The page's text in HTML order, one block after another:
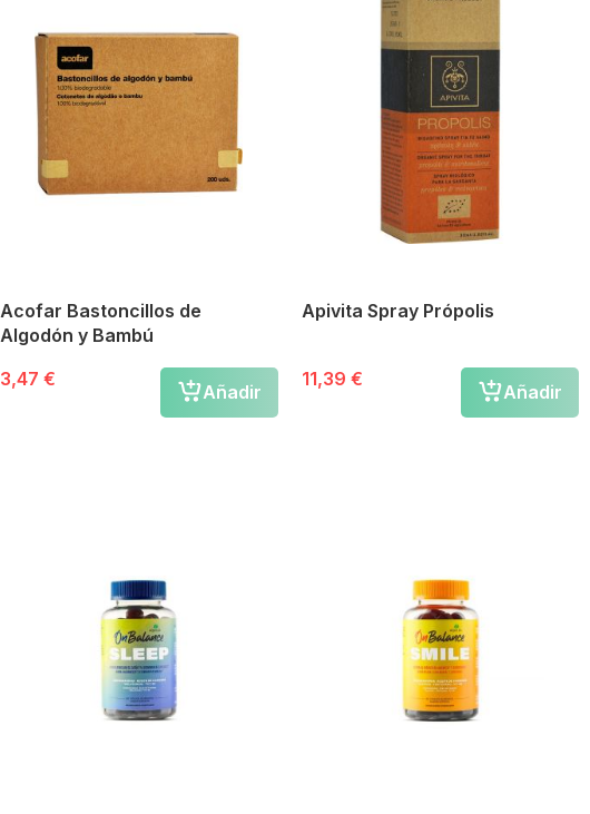
Acofar Bastoncillos de
Algodón y Bambú
3,47 €
Añadir
Apivita Spray Própolis
11,39 €
Añadir